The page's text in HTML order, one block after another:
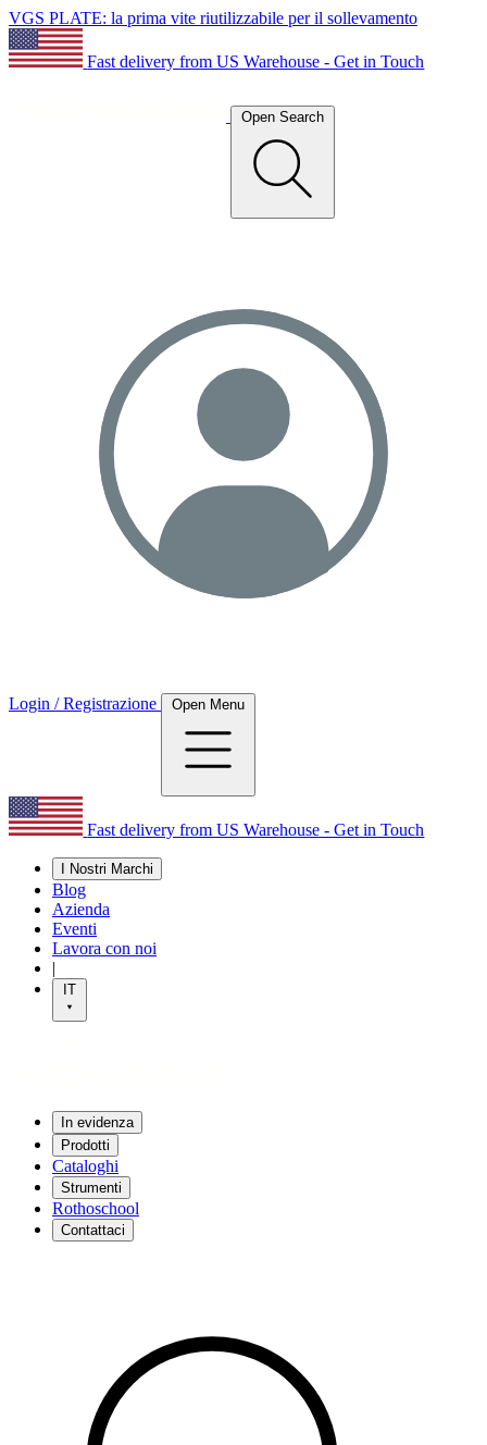
VGS PLATE: la prima vite riutilizzabile per il sollevamento
Fast delivery from US Warehouse - Get in Touch
Open Search
Login / Registrazione Open Menu
Fast delivery from US Warehouse - Get in Touch
I Nostri Marchi
Blog
Azienda
Eventi
Lavora con noi
|
IT
In evidenza
Prodotti
Cataloghi
Strumenti
Rothoschool
Contattaci